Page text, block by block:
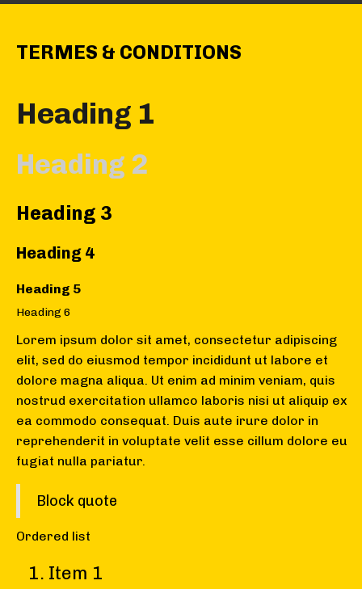
TERMES & CONDITIONS
Heading 1
Heading 2
Heading 3
Heading 4
Heading 5
Heading 6
Lorem ipsum dolor sit amet, consectetur adipiscing
elit, sed do eiusmod tempor incididunt ut labore et
dolore magna aliqua. Ut enim ad minim veniam, quis
nostrud exercitation ullamco laboris nisi ut aliquip ex
ea commodo consequat. Duis aute irure dolor in
reprehenderit in voluptate velit esse cillum dolore eu
fugiat nulla pariatur.
Block quote
Ordered list
Item 1